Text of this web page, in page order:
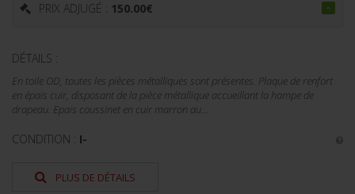
PRIX ADJUGÉ : 150.00€
DÉTAILS :
En toile OD, toutes les pièces métalliques sont présentes. Plaque de renfort
en épais cuir, disposant de la pièce métallique accueillant la hampe de
drapeau. Epais coussinet en cuir marron au...
CONDITION : I-
PLUS DE DÉTAILS